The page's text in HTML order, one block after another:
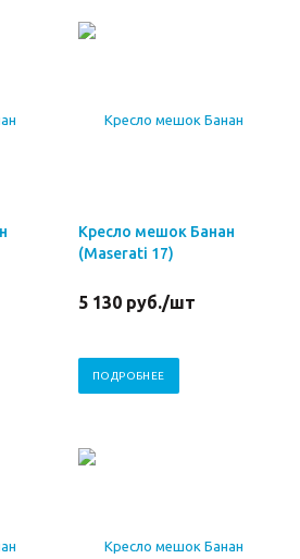
Кресло мешок Банан
(Maserati 17)
5 130 руб./шт
ПОДРОБНЕЕ